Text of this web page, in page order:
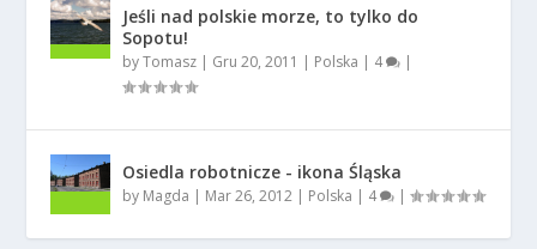
Jeśli nad polskie morze, to tylko do
Sopotu!
byTomasz Gru 20, 2011 Polska 4
Osiedla robotnicze - ikona Śląska
by Magda Mar 26, 2012 Polska 4 |